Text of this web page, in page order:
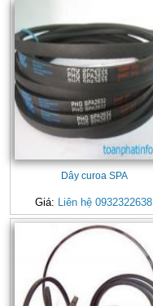
Dây curoa SPA
Giá: Liên hệ 0932322638